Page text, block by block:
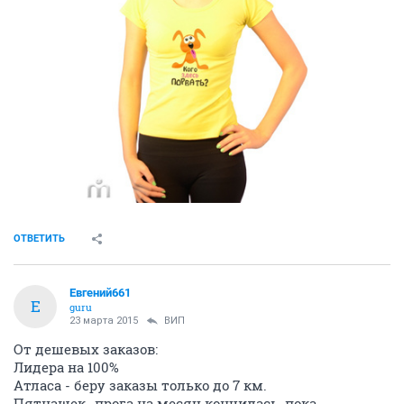
ОТВЕТИТЬ
Е
Евгений661
guru
23 марта 2015 ВИП
От дешевых заказов:
Лидера на 100%
Атласа - беру заказы только до 7 км.